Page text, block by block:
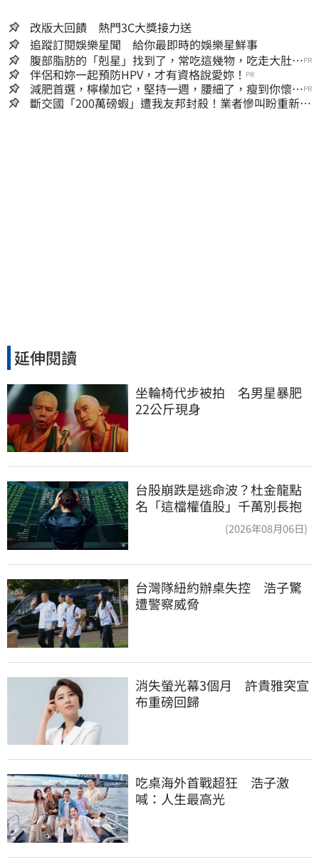
改版大回饋 熱門3C大獎接力送
追蹤訂閱娛樂星聞 給你最即時的娛樂星鮮事
腹部脂肪的「剋星」找到了，常吃這幾物，吃走大肚
囊，瘦出小蠻腰
PR
伴侶和妳一起預防HPV，才有資格說愛妳！ PR
減肥首選，檸檬加它，堅持一週，腰細了，瘦到你懷疑
人生
PR
斷交國「200萬磅蝦」遭我友邦封殺！業者慘叫盼重新開
延伸閱讀
坐輪椅代步被拍　名男星暴肥
22公斤現身
台股崩跌是逃命波？杜金龍點
名「這檔權值股」千萬別長抱
(2026年08月06日)
台灣隊紐約辦桌失控　浩子驚
遭警察威脅
消失螢光幕3個月　許貴雅突宣
布重磅回歸
吃桌海外首戰超狂　浩子激
喊：人生最高光